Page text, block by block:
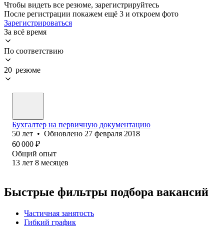
Чтобы видеть все резюме, зарегистрируйтесь
После регистрации покажем ещё 3 и откроем фото
Зарегистрироваться
За всё время
По соответствию
20 резюме
Бухгалтер на первичную документацию
50 лет • Обновлено 27 февраля 2018
60 000 ₽
Общий опыт
13 лет 8 месяцев
Быстрые фильтры подбора вакансий
Частичная занятость
Гибкий график